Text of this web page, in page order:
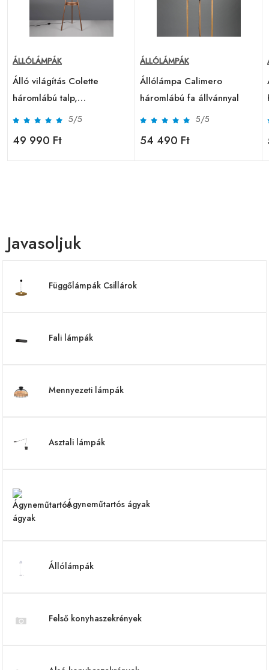
ÁLLÓLÁMPÁK
Álló világítás Colette
háromlábú talp,
kávé/fekete
5/5
49 990 Ft
ÁLLÓLÁMPÁK
Állólámpa Calimero
háromlábú fa állvánnyal
5/5
54 490 Ft
Javasoljuk
Függőlámpák Csillárok
Fali lámpák
Mennyezeti lámpák
Asztali lámpák
Ágyneműtartós ágyak
Állólámpák
Felső konyhaszekrények